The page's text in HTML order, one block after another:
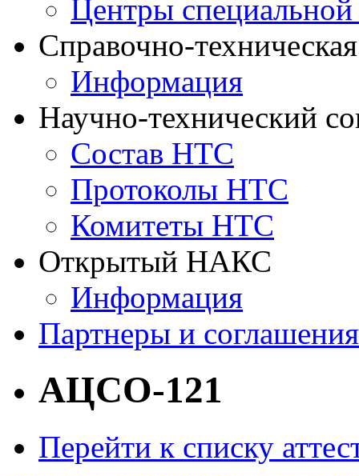
Центры
Справочно-
Информация
Научно-технический
Состав НТС
Протоколы НТС
Комитеты НТС
Открытый НАКС
Информация
Партнеры и соглашения
АЦСО-121
Перейти к списку